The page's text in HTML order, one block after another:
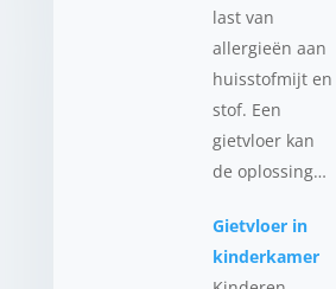
last van
allergieën aan
huisstofmijt en
stof. Een
gietvloer kan
de oplossing…
Gietvloer in
kinderkamer